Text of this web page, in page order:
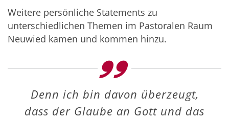
Weitere persönliche Statements zu
unterschiedlichen Themen im Pastoralen Raum
Neuwied kamen und kommen hinzu.
Denn ich bin davon überzeugt,
dass der Glaube an Gott und das